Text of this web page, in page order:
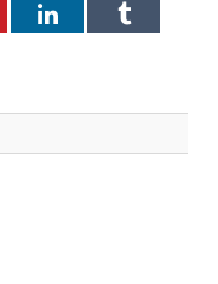
LinkedInTumblr